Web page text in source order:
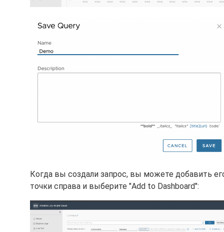
Когда вы создали запрос, вы можете добавить
точки справа и выберите "Add to Dashboard":